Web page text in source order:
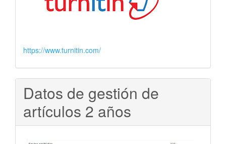
https://www.turnitin.com/
Datos de gestión de
artículos 2 años